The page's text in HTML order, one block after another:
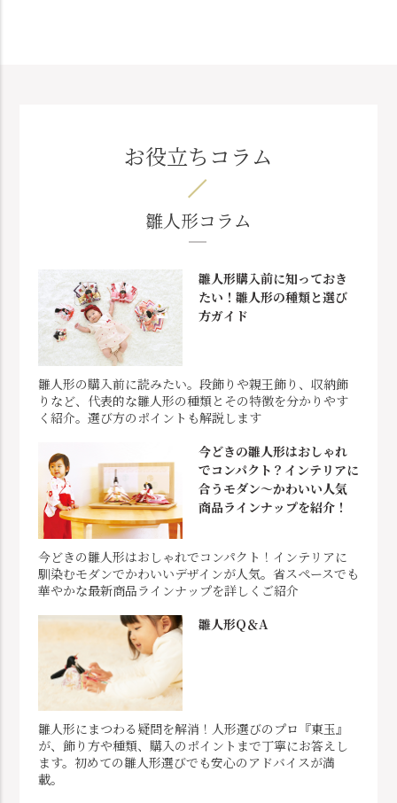
お役立ちコラム
雛人形コラム
雛人形購入前に知っておき
たい！雛人形の種類と選び
方ガイド
雛人形の購入前に読みたい。段飾りや親王飾り、収納飾
りなど、代表的な雛人形の種類とその特徴を分かりやす
く紹介。選び方のポイントも解説します
今どきの雛人形はおしゃれ
でコンパクト？インテリアに
合うモダン～かわいい人気
商品ラインナップを紹介！
今どきの雛人形はおしゃれでコンパクト！インテリアに
馴染むモダンでかわいいデザインが人気。省スペースでも
華やかな最新商品ラインナップを詳しくご紹介
雛人形Q＆A
雛人形にまつわる疑問を解消！人形選びのプロ『東玉』
が、飾り方や種類、購入のポイントまで丁寧にお答えし
ます。初めての雛人形選びでも安心のアドバイスが満
載。